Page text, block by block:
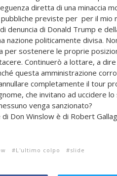
diretta di una minaccia
previste per per il mio
denuncia di Donald Trump e
nazione politicamente divisa.
per sostenere le proprie
Continuerò a lottare, a
questa amministrazione
completamente il tour
che invitano ad uccidere
venga sanzionato?
di Don Winslow è di Robert
L'ultimo colpo slide